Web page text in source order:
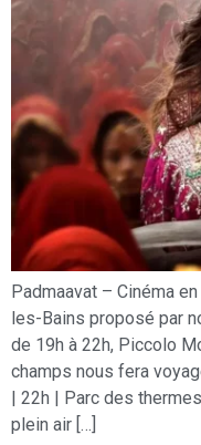
Padmaavat – Cinéma
les-Bains proposé par
de 19h à 22h, Piccolo
champs nous fera
| 22h | Parc des
plein air […]